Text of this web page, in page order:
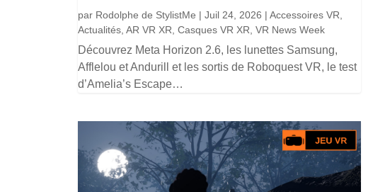
par Rodolphe de StylistMe |Juil 24, 2026 |Accessoires VR
Actualités ,AR VR XR ,Casques VR XR ,VR News Week
Découvrez Meta Horizon 2.6, les lunettes Samsung,
Afflelou et Andurill et les sortis de Roboquest VR, le test
d’Amelia’s Escape…